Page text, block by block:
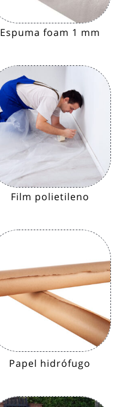
Espuma foam 1 mm
Film polietileno
Papel hidrófugo